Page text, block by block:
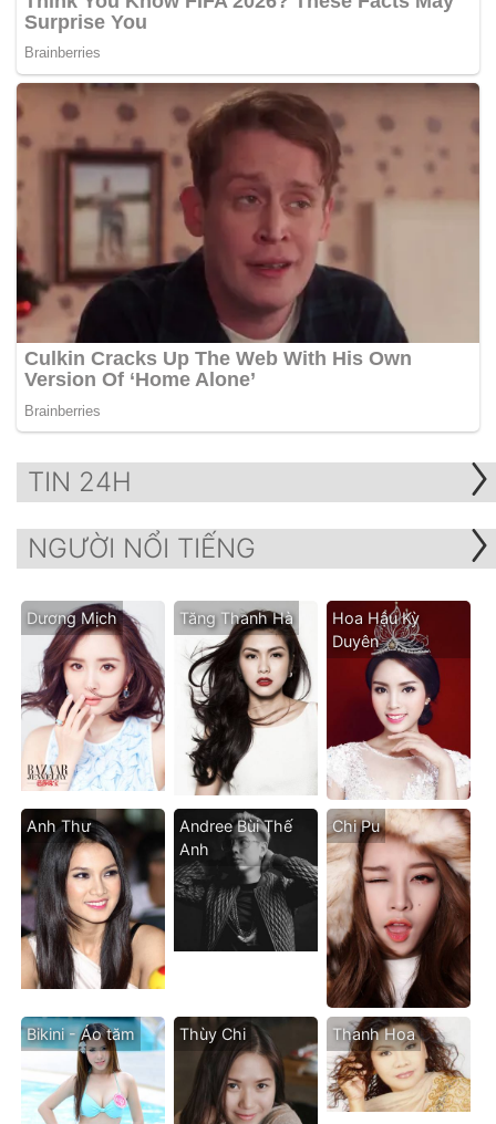
TIN 24H
NGƯỜI NỔI TIẾNG
Dương Mịch Tăng Thanh Hà
Hoa Hậu Kỳ
Duyên
Anh Thư
Andree Bùi Thế
Anh
Chi Pu
Bikini - Áo tăm Thùy Chi Thanh Hoa